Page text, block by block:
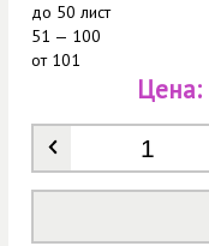
до 50 лист
51 — 100
от101
Количество
Цена: